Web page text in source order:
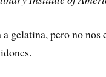
gelatina, pero no